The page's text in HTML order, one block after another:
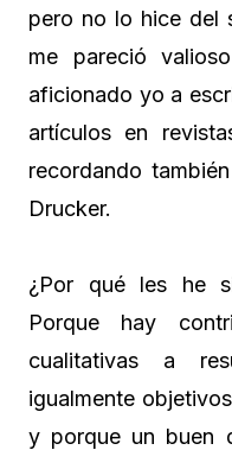
pero no lo hice del
me pareció
aficionado yo a
artículos en
recordando
Drucker.
¿Por qué les he
Porque hay
cualitativas a
igualmente
y porque un buen